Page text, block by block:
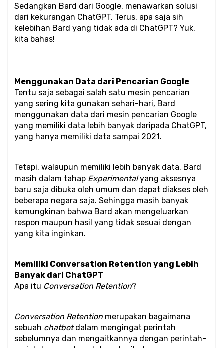
Sedangkan Bard dari Google, menawarkan solusi
dari kekurangan ChatGPT. Terus, apa saja sih
kelebihan Bard yang tidak ada di ChatGPT? Yuk,
kita bahas!
Menggunakan Data dari Pencarian Google
Tentu saja sebagai salah satu mesin pencarian
yang sering kita gunakan sehari-hari, Bard
menggunakan data dari mesin pencarian Google
yang memiliki data lebih banyak daripada ChatGPT,
yang hanya memiliki data sampai 2021.
Tetapi, walaupun memiliki lebih banyak data, Bard
masih dalam tahap Experimental yang aksesnya
baru saja dibuka oleh umum dan dapat diakses oleh
beberapa negara saja. Sehingga masih banyak
kemungkinan bahwa Bard akan mengeluarkan
respon maupun hasil yang tidak sesuai dengan
yang kita inginkan.
Memiliki Conversation Retention yang Lebih
Banyak dari ChatGPT
Apa itu Conversation Retention?
Conversation Retention merupakan bagaimana
sebuah chatbot dalam mengingat perintah
sebelumnya dan mengaitkannya dengan perintah-